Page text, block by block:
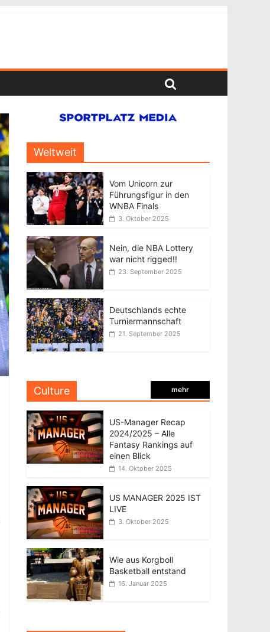
Weltweit
Vom Unicorn zur
Führungsfigur in den
WNBA Finals
3. Oktober 2025
Nein, die NBA Lottery
war nicht rigged!!
23. September 2025
Deutschlands echte
Turniermannschaft
21. September 2025
Culture mehr
US-Manager Recap
2024/2025 – Alle
Fantasy Rankings auf
einen Blick
14. Oktober 2025
US MANAGER 2025 IST
LIVE
3. Oktober 2025
Wie aus Korgboll
Basketball entstand
16. Januar 2025